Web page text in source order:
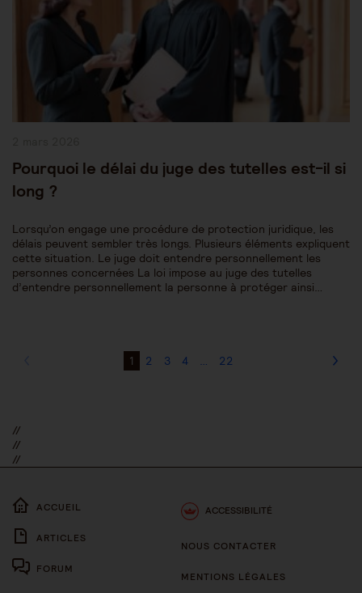
Pourquoi le délai du juge des tutelles est-il si
long ?
Lorsqu’on engage une procédure de protection juridique, les
délais peuvent sembler très longs. Plusieurs éléments expliquent
cette situation. Le juge doit entendre personnellement les
personnes concernées La loi impose au juge des tutelles
d’entendre personnellement la personne à protéger ainsi…
1 2 3 4 … 22
//
//
//
ACCUEIL
ARTICLES
FORUM
ACCESSIBILITÉ
NOUS CONTACTER
MENTIONS LÉGALES